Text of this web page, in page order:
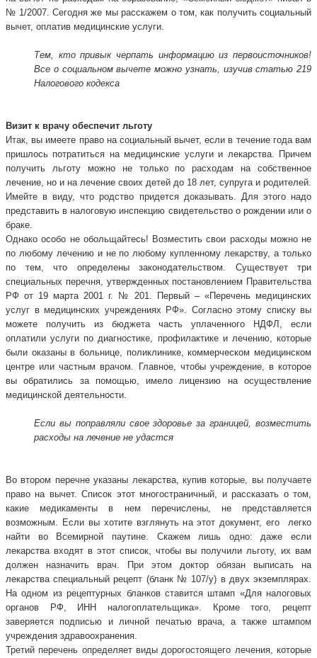
№ 1/2007. Сегодня же мы расскажем о том, как получить социальный
вычет, оплатив медицинские услуги.
Тем, кто привык черпать информацию из первоисточников!
Все о социальном вычете можно узнать, изучив статью 219
Налогового кодекса
Визит к врачу обеспечит льготу
Итак, вы имеете право на социальный вычет, если в течение года вам
пришлось потратиться на медицинские услуги и лекарства. Причем
получить льготу можно не только по расходам на собственное
лечение, но и на лечение своих детей до 18 лет, супруга и родителей.
Имейте в виду, что родство придется доказывать. Для этого надо
представить в налоговую инспекцию свидетельство о рождении или о
браке.
Однако особо не обольщайтесь! Возместить свои расходы можно не
по любому лечению и не по любому купленному лекарству, а только
по тем, что определены законодательством. Существует три
специальных перечня, утвержденных постановлением Правительства
РФ от 19 марта 2001 г. № 201. Первый – «Перечень медицинских
услуг в медицинских учреждениях РФ». Согласно этому списку вы
можете получить из бюджета часть уплаченного НДФЛ, если
оплатили услуги по диагностике, профилактике и лечению, которые
были оказаны в больнице, поликлинике, коммерческом медицинском
центре или частным врачом. Главное, чтобы учреждение, в которое
вы обратились за помощью, имело лицензию на осуществление
медицинской деятельности.
Если вы поправляли свое здоровье за границей, возместить
расходы на лечение не удастся
Во втором перечне указаны лекарства, купив которые, вы получаете
право на вычет. Список этот многостраничный, и рассказать о том,
какие медикаменты в нем перечислены, не представляется
возможным. Если вы хотите взглянуть на этот документ, его легко
найти во Всемирной паутине. Скажем лишь одно: даже если
лекарства входят в этот список, чтобы вы получили льготу, их вам
должен назначить врач. При этом доктор обязан выписать на
лекарства специальный рецепт (бланк № 107/у) в двух экземплярах.
На одном из рецептурных бланков ставится штамп «Для налоговых
органов РФ, ИНН налогоплательщика». Кроме того, рецепт
заверяется подписью и личной печатью врача, а также штампом
учреждения здравоохранения.
Третий перечень определяет виды дорогостоящего лечения, которые